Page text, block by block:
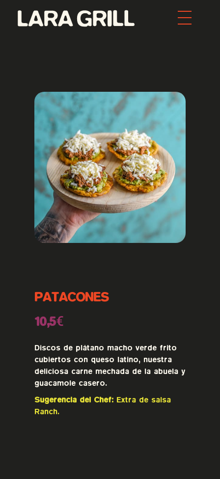
PATACONES
10,5€
Discos de plátano macho verde frito
cubiertos con queso latino, nuestra
deliciosa carne mechada de la abuela y
guacamole casero.
Sugerencia del Chef: Extra de salsa
Ranch.